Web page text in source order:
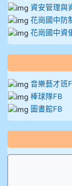
資安管理與
花崗國中防
花崗國中資
音樂藝才班
棒球隊FB
圖書館FB